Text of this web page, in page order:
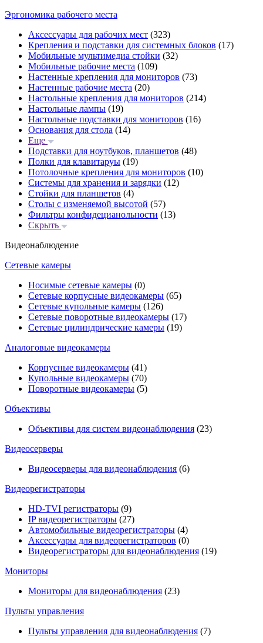
Эргономика рабочего места
Аксессуары для рабочих мест (323)
Крепления и подставки для системных блоков (17)
Мобильные мультимедиа стойки (32)
Мобильные рабочие места (109)
Настенные крепления для мониторов (73)
Настенные рабочие места (20)
Настольные крепления для мониторов (214)
Настольные лампы (19)
Настольные подставки для мониторов (16)
Основания для стола (14)
Еще
Подставки для ноутбуков, планшетов (48)
Полки для клавитаруы (19)
Потолочные крепления для мониторов (10)
Системы для хранения и зарядки (12)
Стойки для планшетов (4)
Столы с изменяемой высотой (57)
Фильтры конфидецианольности (13)
Скрыть
Видеонаблюдение
Сетевые камеры
Носимые сетевые камеры (0)
Сетевые корпусные видеокамеры (65)
Сетевые купольные камеры (126)
Сетевые поворотные видеокамеры (17)
Сетевые цилиндрические камеры (19)
Аналоговые видеокамеры
Корпусные видеокамеры (41)
Купольные видеокамеры (70)
Поворотные видеокамеры (5)
Объективы
Объективы для систем видеонаблюдения (23)
Видеосерверы
Видеосерверы для видеонаблюдения (6)
Видеорегистраторы
HD-TVI регистраторы (9)
IP видеорегистраторы (27)
Автомобильные видеорегистраторы (4)
Аксессуары для видеорегистраторов (0)
Видеорегистраторы для видеонаблюдения (19)
Мониторы
Мониторы для видеонаблюдения (23)
Пульты управления
Пульты управления для видеонаблюдения (7)